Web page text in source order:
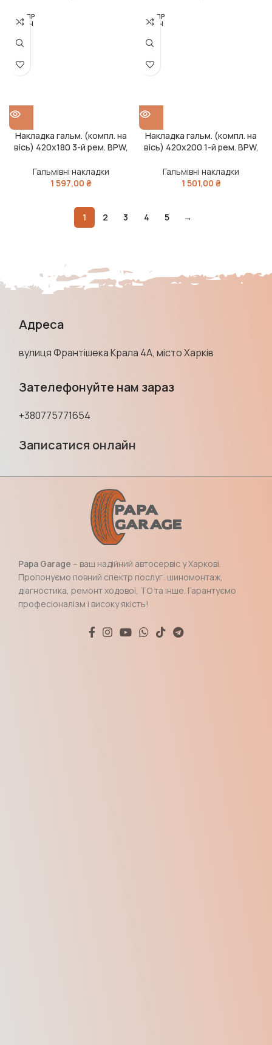
РОЗПР
ОДАН
Накладка гальм. (компл. на
вісь) 420х180 3-й рем. BPW,
Гальмівні накладки
1 597,00 ₴
РОЗПР
ОДАН
Накладка гальм. (компл. на
вісь) 420х200 1-й рем. BPW,
Гальмівні накладки
1 501,00 ₴
1 2 3 4 5 →
Адреса
вулиця Франтішека Крала 4А, місто Харків
Зателефонуйте нам зараз
+380775771654
Записатися онлайн
Papa Garage – ваш надійний автосервіс у Харкові.
Пропонуємо повний спектр послуг: шиномонтаж,
діагностика, ремонт ходової, ТО та інше. Гарантуємо
професіоналізм і високу якість!